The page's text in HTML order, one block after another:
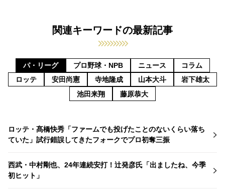
関連キーワードの最新記事
パ・リーグ プロ野球・NPB ニュース
コラム
ロッテ
安田尚憲 寺地隆成 山本大斗
岩下雄太
池田来翔
藤原恭大
ロッテ・髙橋快秀「ファームでも投げたことのないくらい落ち
ていた」試行錯誤してきたフォークでプロ初奪三振
西武・中村剛也、24年連続安打！辻発彦氏「出ましたね、今季
初ヒット」